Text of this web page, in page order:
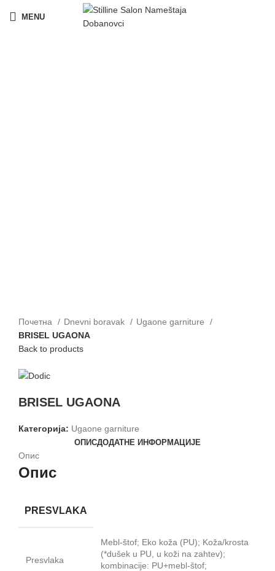
MENU
Почетна Dnevni boravak
Ugaone garniture
BRISEL UGAONA
Back to products
BRISEL UGAONA
Категорија: Ugaone garniture
ОПИСДОДАТНЕ ИНФОРМАЦИЈЕ
Опис
Опис
PRESVLAKA
Presvlaka
Mebl‐štof; Eko koža (PU); Koža/krosta
(*dušek u PU, u koži na zahtev);
kombinacije: PU+mebl‐štof;